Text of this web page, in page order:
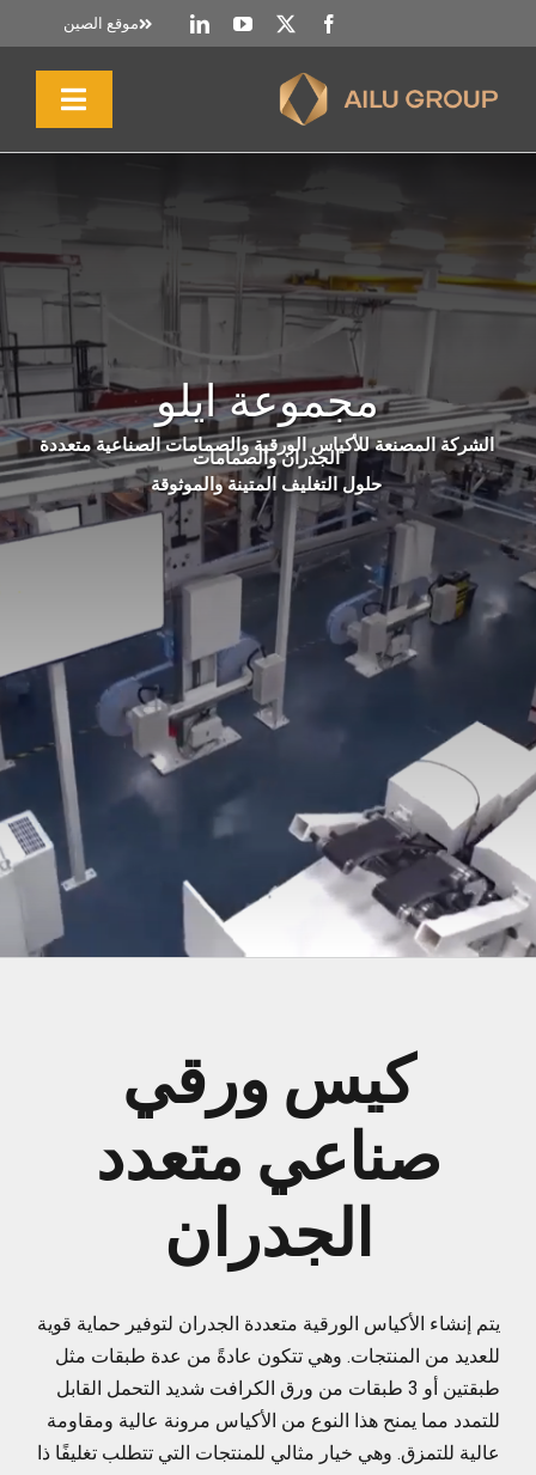
إلى
موقع الصين
تبديل
التنقل
نبذة عنا
المنتجات والخدمات
الاستدامة
الموارد
مجموعة ايلو
الشركة المصنعة للأكياس الورقية والصمامات الصناعية متعددة
الجدران والصمامات
حلول التغليف المتينة والموثوقة
كيس ورقي
صناعي متعدد
الجدران
يتم إنشاء الأكياس الورقية متعددة الجدران لتوفير حماية قوية
للعديد من المنتجات. وهي تتكون عادةً من عدة طبقات مثل
طبقتين أو 3 طبقات من ورق الكرافت شديد التحمل القابل
للتمدد مما يمنح هذا النوع من الأكياس مرونة عالية ومقاومة
عالية للتمزق. وهي خيار مثالي للمنتجات التي تتطلب تغليفًا ذا